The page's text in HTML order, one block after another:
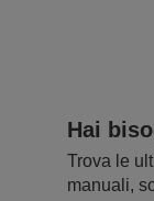
Hai
Trova le
manuali,